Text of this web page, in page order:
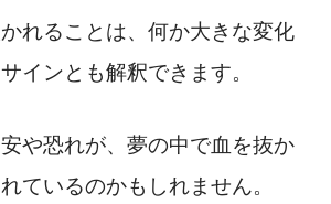
れることは、何か大きな変化
インとも解釈できます。
や恐れが、夢の中で血を抜か
ているのかもしれません。